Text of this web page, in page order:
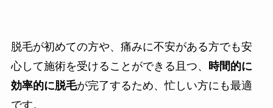
脱毛が初めての方や、痛みに不安がある方でも安
心して施術を受けることができる且つ、
時間的に
効率的に脱毛が完了するため、忙しい方にも最適
です。